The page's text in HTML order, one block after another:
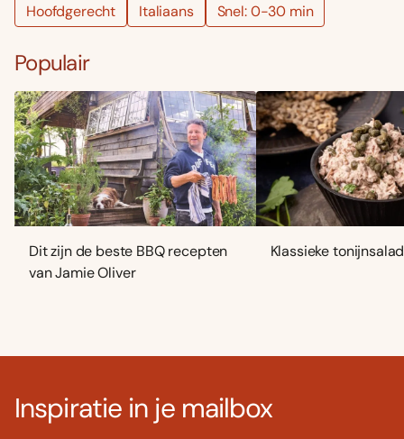
Hoofdgerecht Italiaans Snel: 0-30 min
Populair
Dit zijn de beste BBQ recepten
van Jamie Oliver
Klassieke
Inspiratie in je mailbox